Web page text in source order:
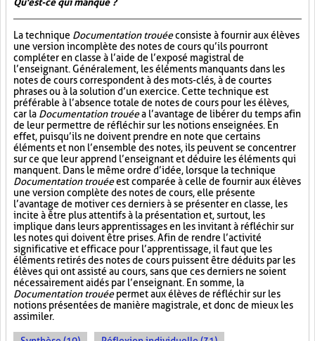
La technique Documentation trouéeconsiste à fournir aux élèves
une version incomplète des notes de cours qu’ils pourront
compléter en classe à l’aide de l’exposé magistral de
l’enseignant. Généralement, les éléments manquants dans les
notes de cours correspondent à des mots-clés, à de courtes
phrases ou à la solution d’un exercice. Cette technique est
préférable à l’absence totale de notes de cours pour les élèves,
car la Documentation trouéea l’avantage de libérer du temps afin
de leur permettre de réfléchir sur les notions enseignées. En
effet, puisqu’ils ne doivent prendre en note que certains
éléments et non l’ensemble des notes, ils peuvent se concentrer
sur ce que leur apprend l’enseignant et déduire les éléments qui
manquent. Dans le même ordre d’idée, lorsque la technique
Documentation trouéeest comparée à celle de fournir aux élèves
une version complète des notes de cours, elle présente
l’avantage de motiver ces derniers à se présenter en classe, les
incite à être plus attentifs à la présentation et, surtout, les
implique dans leurs apprentissages en les invitant à réfléchir sur
les notes qui doivent être prises. Afin de rendre l’activité
significative et efficace pour l’apprentissage, il faut que les
éléments retirés des notes de cours puissent être déduits par les
élèves qui ont assisté au cours, sans que ces derniers ne soient
nécessairement aidés par l’enseignant. En somme, la
Documentation trouéepermet aux élèves de réfléchir sur les
notions présentées de manière magistrale, et donc de mieux les
assimiler.